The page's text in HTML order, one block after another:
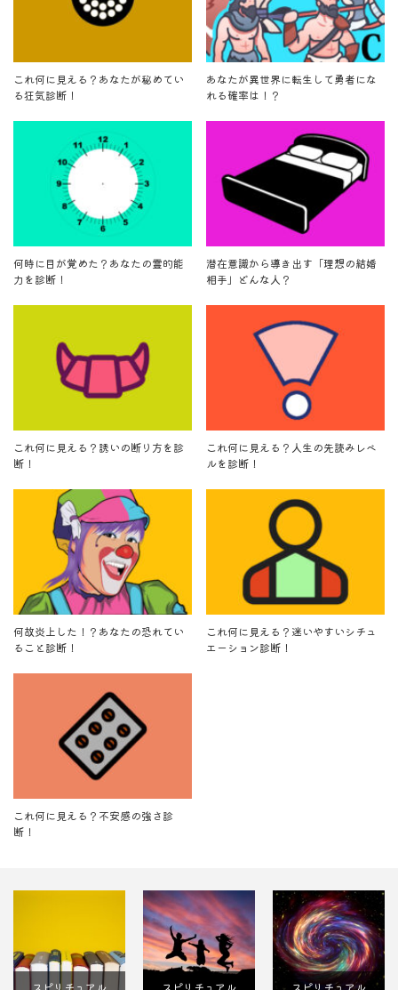
これ何に見える？あなたが秘めてい
る狂気診断！
あなたが異世界に転生して勇者にな
れる確率は！？
何時に目が覚めた？あなたの霊的能
力を診断！
潜在意識から導き出す「理想の結婚
相手」どんな人？
これ何に見える？誘いの断り方を診
断！
これ何に見える？人生の先読みレベ
ルを診断！
何故炎上した！？あなたの恐れてい
ること診断！
これ何に見える？迷いやすいシチュ
エーション診断！
これ何に見える？不安感の強さ診
断！
スピリチュアル スピリチュアル スピリチュアル